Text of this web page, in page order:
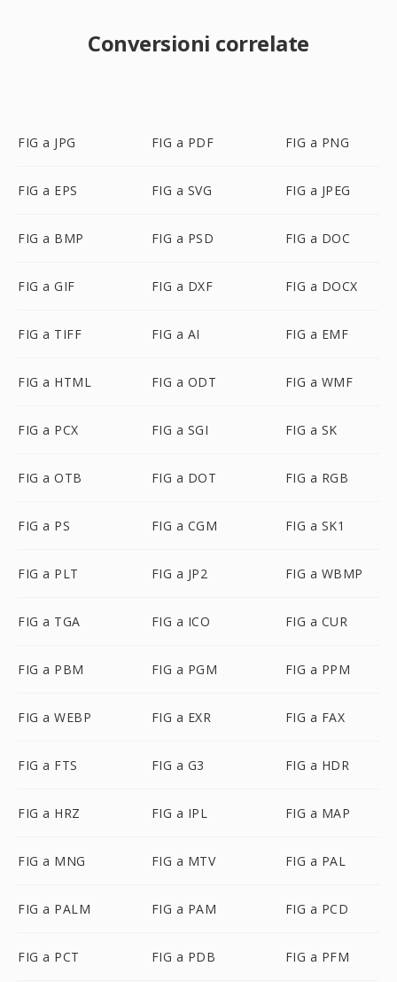
Conversioni correlate
FIG a JPG FIG a PDF FIG a PNG
FIG a EPS FIG a SVG FIG a JPEG
FIG a BMP FIG a PSD FIG a DOC
FIG a GIF FIG a DXF FIG a DOCX
FIG a TIFF FIG a AI FIG a EMF
FIG a HTML FIG a ODT FIG a WMF
FIG a PCX FIG a SGI FIG a SK
FIG a OTB FIG a DOT FIG a RGB
FIG a PS FIG a CGM FIG a SK1
FIG a PLT FIG a JP2 FIG a WBMP
FIG a TGA FIG a ICO FIG a CUR
FIG a PBM FIG a PGM FIG a PPM
FIG a WEBP FIG a EXR FIG a FAX
FIG a FTS FIG a G3 FIG a HDR
FIG a HRZ FIG a IPL FIG a MAP
FIG a MNG FIG a MTV FIG a PAL
FIG a PALM FIG a PAM FIG a PCD
FIG a PCT FIG a PDB FIG a PFM